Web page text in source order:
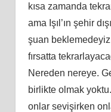
kısa zamanda
ama Işıl’ın şehir
şuan
fırsatta
Nereden nereye.
birlikte olmak
onlar sevişirken